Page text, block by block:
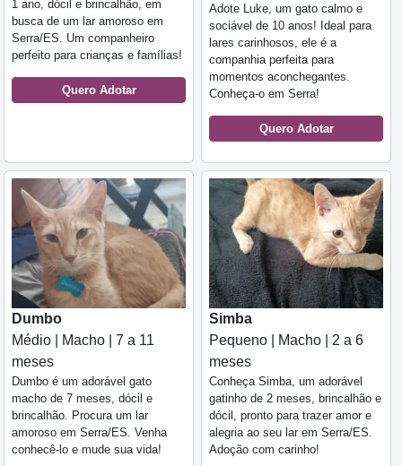
1 ano, dócil e brincalhão, em
busca de um lar amoroso em
Serra/ES. Um companheiro
perfeito para crianças e famílias!
Quero Adotar
Adote Luke, um gato calmo e
sociável de 10 anos! Ideal para
lares carinhosos, ele é a
companhia perfeita para
momentos aconchegantes.
Conheça-o em Serra!
Quero Adotar
Dumbo
Médio | Macho | 7 a 11
meses
Dumbo é um adorável gato
macho de 7 meses, dócil e
brincalhão. Procura um lar
amoroso em Serra/ES. Venha
conhecê-lo e mude sua vida!
Simba
Pequeno | Macho | 2 a 6
meses
Conheça Simba, um adorável
gatinho de 2 meses, brincalhão e
dócil, pronto para trazer amor e
alegria ao seu lar em Serra/ES.
Adoção com carinho!